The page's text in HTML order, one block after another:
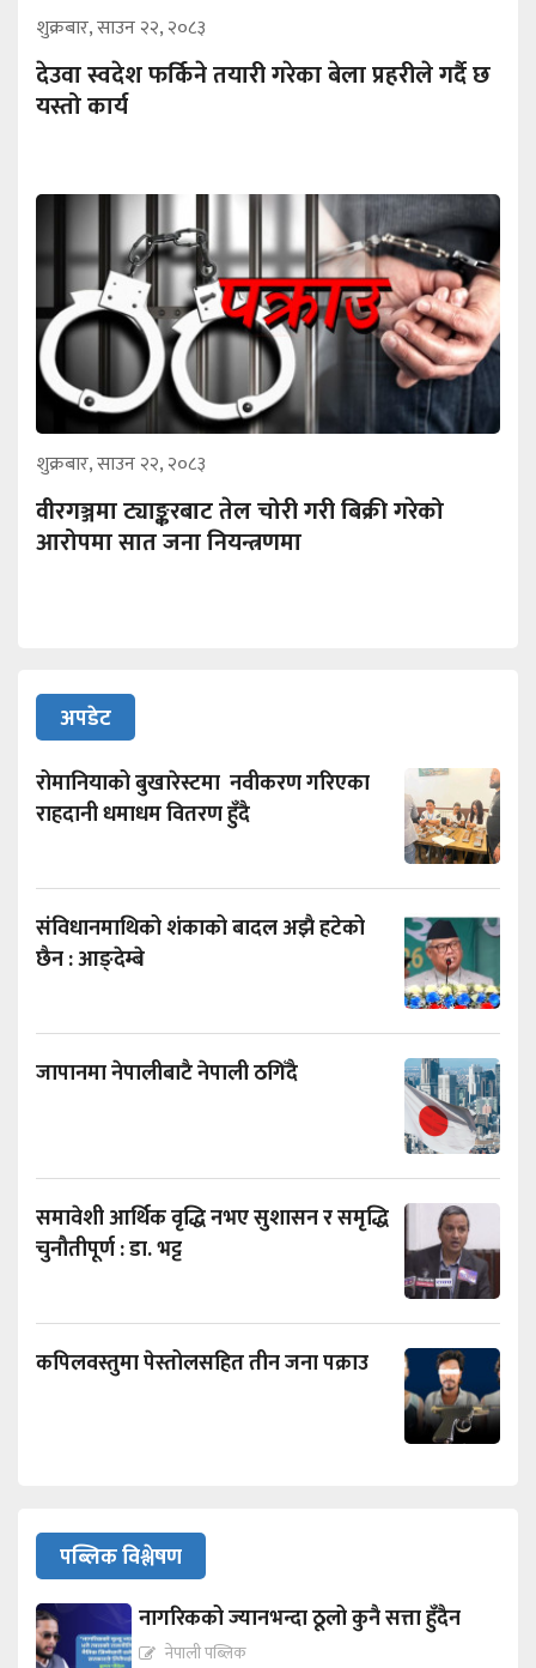
शुक्रबार, साउन २२, २०८३
देउवा स्वदेश फर्किने तयारी गरेका बेला प्रहरीले गर्दै छ
यस्तो कार्य
शुक्रबार, साउन २२, २०८३
वीरगञ्जमा ट्याङ्करबाट तेल चोरी गरी बिक्री गरेको
आरोपमा सात जना नियन्त्रणमा
अपडेट
रोमानियाको बुखारेस्टमा नवीकरण गरिएका
राहदानी धमाधम वितरण हुँदै
संविधानमाथिको शंकाको बादल अझै हटेको
छैन : आङ्देम्बे
जापानमा नेपालीबाटै नेपाली ठगिँदै
समावेशी आर्थिक वृद्धि नभए सुशासन र समृद्धि
चुनौतीपूर्ण : डा. भट्ट
कपिलवस्तुमा पेस्तोलसहित तीन जना पक्राउ
पब्लिक विश्लेषण
नागरिकको ज्यानभन्दा ठूलो कुनै सत्ता हुँदैन
नेपाली पब्लिक